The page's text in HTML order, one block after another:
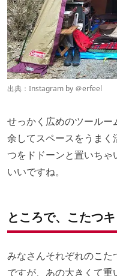
出典：Instagram by ＠erfeel
せっかく広めのツールー
余してスペースをうま
つをドドーンと置いち
いいですね。
ところで、こたつ
みなさんそれぞれのこた
ですが、あの大きくて